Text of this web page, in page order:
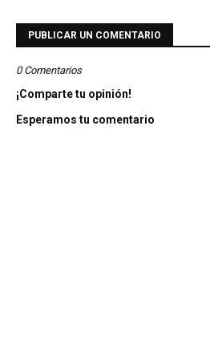
PUBLICAR UN COMENTARIO
0 Comentarios
¡Comparte tu opinión!
Esperamos tu comentario